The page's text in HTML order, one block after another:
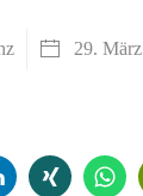
29.